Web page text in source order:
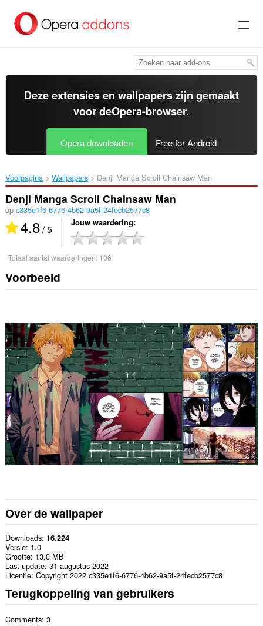
tekst
springen
Deze extensies en wallpapers zijn gemaakt
voor deOpera-browser.
Opera downloaden Free for Android
Voorpagina Wallpapers Denji Manga Scroll Chainsaw Man‎
Denji Manga Scroll Chainsaw Man
op c335e1f6-6776-4b62-9a5f-24fecb2577c8
4.8/ 5 Jouw waardering
Totaal aantal waarderingen: 106
Voorbeeld
Over de wallpaper
Downloads 16.224
Versie 1.0
Grootte 13,0 MB
Last update 31 augustus 2022
Licentie Copyright 2022 c335e1f6-6776-4b62-9a5f-24fecb2577c8
Terugkoppeling van gebruikers
Comments: 3